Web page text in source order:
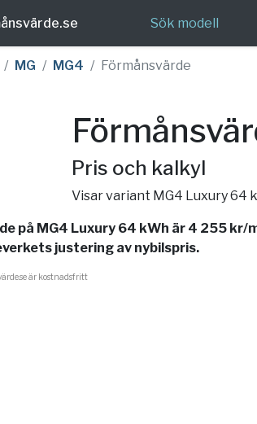
Sök modell
MG MG4 Förmånsvärde
Pris och kalkyl
Visar variant MG4 Luxury 64
på MG4 Luxury 64 kWh är 4 255
justering av nybilspris.
är kostnadsfritt